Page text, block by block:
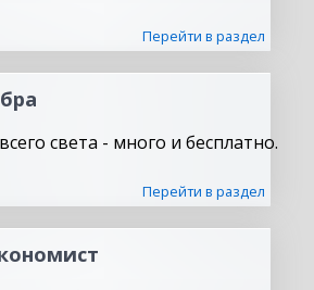
Перейти в раздел
света - много и бесплатно.
Перейти в раздел